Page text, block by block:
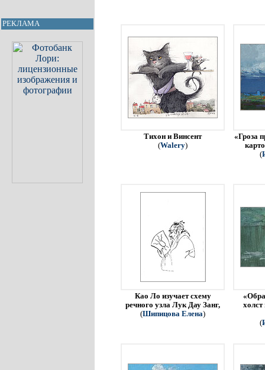
РЕКЛАМА
Тихон и Винсент
(Walery)
«Гроза
(
Као Ло изучает схему
речного узла Лук Дау Занг,
(Шипицова Елена)
холст
(